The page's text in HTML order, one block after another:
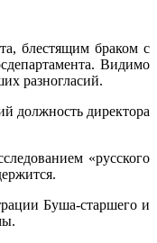
блестящим браком с
Видимо
разногласий.
должность директора
«русского
Буша-старшего и